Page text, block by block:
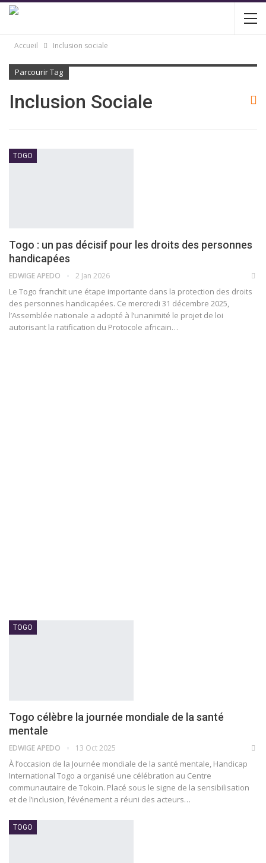
Accueil Inclusion sociale
Parcourir Tag
Inclusion Sociale
TOGO
Togo : un pas décisif pour les droits des personnes
handicapées
EDWIGE APEDO 2 Jan 2026
Le Togo franchit une étape importante dans la protection des droits
des personnes handicapées. Ce mercredi 31 décembre 2025,
l’Assemblée nationale a adopté à l’unanimité le projet de loi
autorisant la ratification du Protocole africain…
TOGO
Togo célèbre la journée mondiale de la santé
mentale
EDWIGE APEDO 13 Oct 2025
À l’occasion de la Journée mondiale de la santé mentale, Handicap
International Togo a organisé une célébration au Centre
communautaire de Tokoin. Placé sous le signe de la sensibilisation
et de l’inclusion, l’événement a réuni des acteurs…
TOGO